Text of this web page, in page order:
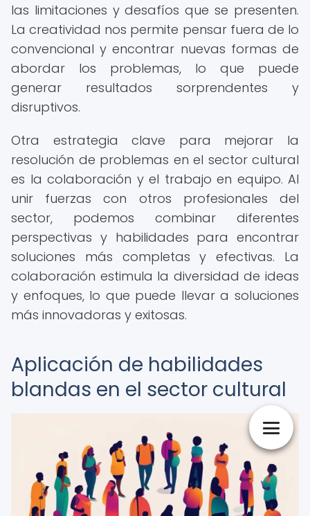
las limitaciones y desafíos que se presenten.
La creatividad nos permite pensar fuera de lo
convencional y encontrar nuevas formas de
abordar los problemas, lo que puede
generar resultados sorprendentes y
disruptivos.
Otra estrategia clave para mejorar la
resolución de problemas en el sector cultural
es la colaboración y el trabajo en equipo. Al
unir fuerzas con otros profesionales del
sector, podemos combinar diferentes
perspectivas y habilidades para encontrar
soluciones más completas y efectivas. La
colaboración estimula la diversidad de ideas
y enfoques, lo que puede llevar a soluciones
más innovadoras y exitosas.
Aplicación de habilidades
blandas en el sector cultural